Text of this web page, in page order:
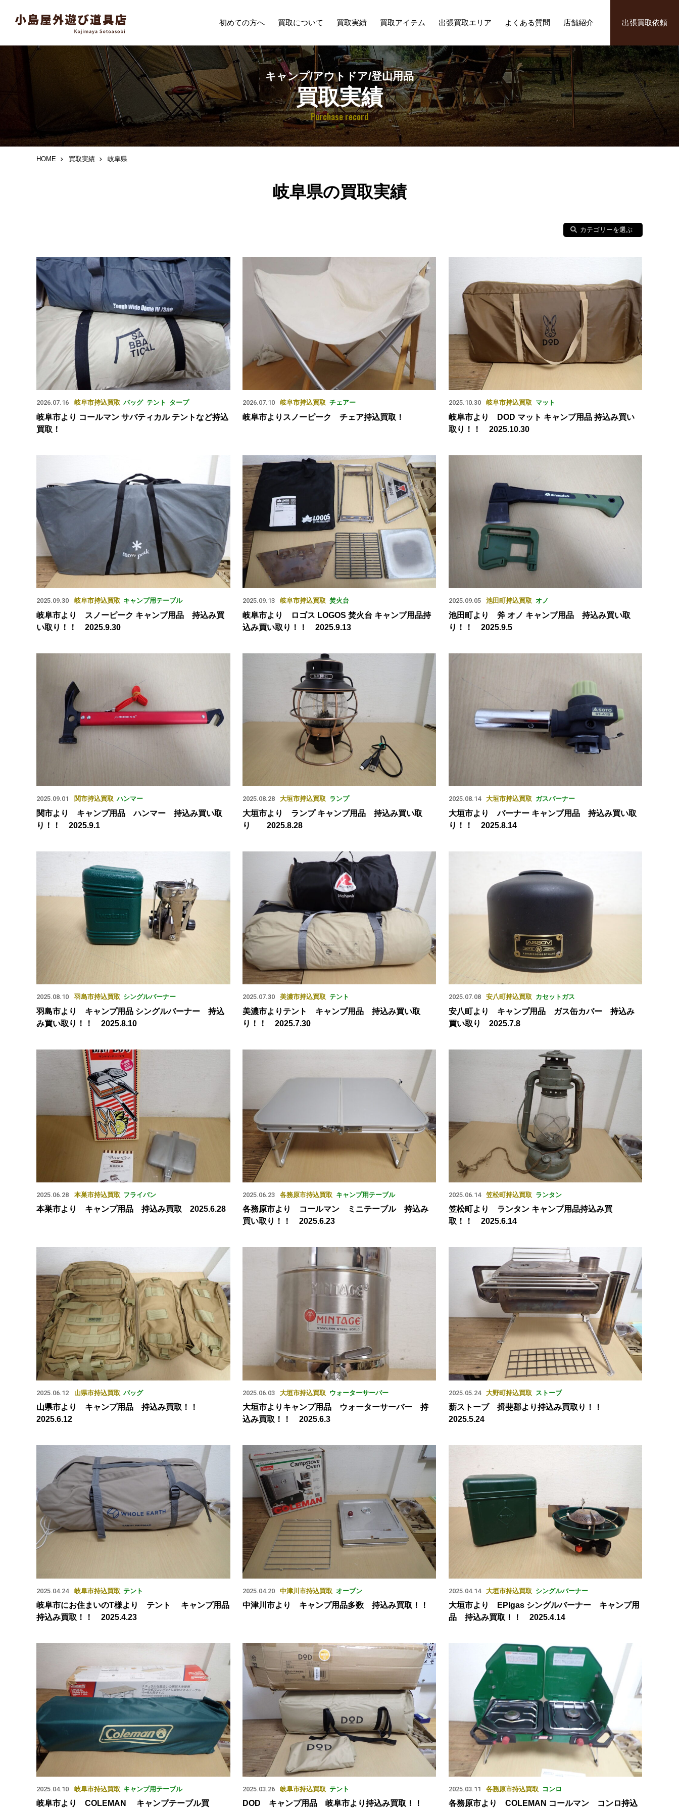
初めての方へ 買取について 買取実績 買取アイテム 出張買取エリア よくある質問 店舗紹介 出張買取依頼
キャンプ/アウトドア/登山用品
買取実績
Purchase record
HOME 買取実績 岐阜県
岐阜県の買取実績
カテゴリーを選ぶ
2026.07.16 岐阜市持込買取 バッグ テント タープ
岐阜市より コールマン サバティカル テントなど持込
買取！
2026.07.10 岐阜市持込買取 チェアー
岐阜市よりスノーピーク チェア持込買取！
2025.10.30 岐阜市持込買取 マット
岐阜市より DOD マット キャンプ用品 持込み買い
取り！！ 2025.10.30
2025.09.30 岐阜市持込買取 キャンプ用テーブル
岐阜市より スノーピーク キャンプ用品 持込み買
い取り！！ 2025.9.30
2025.09.13 岐阜市持込買取 焚火台
岐阜市より ロゴス LOGOS 焚火台 キャンプ用品持
込み買い取り！！ 2025.9.13
2025.09.05 池田町持込買取 オノ
池田町より 斧 オノ キャンプ用品 持込み買い取
り！！ 2025.9.5
2025.09.01 関市持込買取 ハンマー
関市より キャンプ用品 ハンマー 持込み買い取
り！！ 2025.9.1
2025.08.28 大垣市持込買取 ランプ
大垣市より ランプ キャンプ用品 持込み買い取
り 2025.8.28
2025.08.14 大垣市持込買取 ガスバーナー
大垣市より バーナー キャンプ用品 持込み買い取
り！！ 2025.8.14
2025.08.10 羽島市持込買取 シングルバーナー
羽島市より キャンプ用品 シングルバーナー 持込
み買い取り！！ 2025.8.10
2025.07.30 美濃市持込買取 テント
美濃市よりテント キャンプ用品 持込み買い取
り！！ 2025.7.30
2025.07.08 安八町持込買取 カセットガス
安八町より キャンプ用品 ガス缶カバー 持込み
買い取り 2025.7.8
2025.06.28 本巣市持込買取 フライパン
本巣市より キャンプ用品 持込み買取 2025.6.28
2025.06.23 各務原市持込買取 キャンプ用テーブル
各務原市より コールマン ミニテーブル 持込み
買い取り！！ 2025.6.23
2025.06.14 笠松町持込買取 ランタン
笠松町より ランタン キャンプ用品持込み買
取！！ 2025.6.14
2025.06.12 山県市持込買取 バッグ
山県市より キャンプ用品 持込み買取！！
2025.6.12
2025.06.03 大垣市持込買取 ウォーターサーバー
大垣市よりキャンプ用品 ウォーターサーバー 持
込み買取！！ 2025.6.3
2025.05.24 大野町持込買取 ストーブ
薪ストーブ 揖斐郡より持込み買取り！！
2025.5.24
2025.04.24 岐阜市持込買取 テント
岐阜市にお住まいのT様より テント キャンプ用品
持込み買取！！ 2025.4.23
2025.04.20 中津川市持込買取 オーブン
中津川市より キャンプ用品多数 持込み買取！！
2025.04.14 大垣市持込買取 シングルバーナー
大垣市より EPIgas シングルバーナー キャンプ用
品 持込み買取！！ 2025.4.14
2025.04.10 岐阜市持込買取 キャンプ用テーブル
岐阜市より COLEMAN キャンプテーブル買
2025.03.26 岐阜市持込買取 テント
DOD キャンプ用品 岐阜市より持込み買取！！
2025.03.11 各務原市持込買取 コンロ
各務原市より COLEMAN コールマン コンロ持込